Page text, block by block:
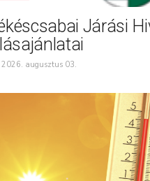
Járási
2026. augusztus 03.